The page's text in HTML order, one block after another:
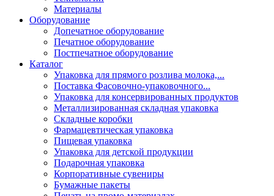
Материалы
Оборудование
Допечатное оборудование
Печатное оборудование
Постпечатное оборудование
Каталог
Упаковка для прямого розлива молока,...
Поставка Фасовочно-упаковочного...
Упаковка для консервированных продуктов
Металлизированная складная упаковка
Складные коробки
Фармацевтическая упаковка
Пищевая упаковка
Упаковка для детской продукции
Подарочная упаковка
Корпоративные сувениры
Бумажные пакеты